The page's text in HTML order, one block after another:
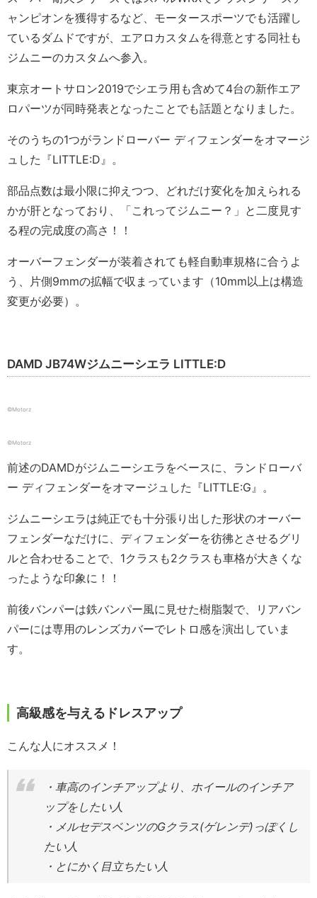
ャンピオンを獲得するなど、モータースポーツでも活躍し
ているダムドですが、エアロカスタムを得意とする同社も
ジムニーのカスタムへ参入。
東京オートサロン2019でシエラ用も含めて4台の新作エア
ロパーツが同時発表となったことでも話題となりました。
そのうちの1つがランドローバー ディフェンダーをオマージ
ュした『LITTLE:D』。
部品点数は最小限に抑えつつ、どれだけ変化を加えられる
かが肝となっており、「これってジムニー？」と二度見す
る程の完成度の高さ！！
オーバーフェンダーが装着されても軽自動車規格に合うよ
う、片側9mmの拡幅で収まっています（10mm以上は構造
変更が必要）。
DAMD JB74Wジムニーシエラ LITTLE:D
©️Motorz
©️Motorz
前述のDAMDがジムニーシエラをベースに、ランドローバ
ー ディフェンダーをオマージュした『LITTLE:G』。
ジムニーシエラは純正でも十分張り出した形状のオーバー
フェンダーなだけに、ディフェンダーを彷彿とさせるグリ
ルと合わせることで、1クラスも2クラスも車格が大きくな
ったような印象に！！
前後バンパーは鉄バンパー風に見せた樹脂製で、リアバン
パーには専用のレンズカバーでレトロ感を演出していま
す。
高級感を与えるドレスアップ
こんな人にオススメ！
・車高のインチアップより、ホイールのインチア
ップをしたい人
・メルセデスベンツのGクラス(ゲレンデ)っぽくし
たい人
・とにかく目立ちたい人